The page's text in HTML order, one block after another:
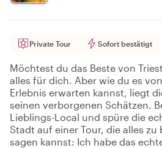
Private Tour Sofort bestätigt
Möchtest du das Beste von
alles für dich. Aber wie du es
Erlebnis erwarten kannst, liegt
seinen verborgenen Schätzen.
Lieblings-Local und spüre die
Stadt auf einer Tour, die alles
sagen kannst: Ich habe das